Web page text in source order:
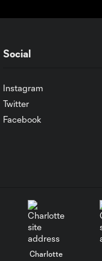
Social
Instagram
Twitter
Facebook
Charlotte